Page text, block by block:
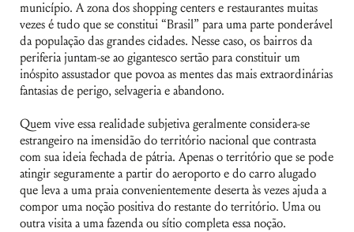
município. A zona dos shopping centers e restaurantes muitas
vezes é tudo que se constitui “Brasil” para uma parte ponderável
da população das grandes cidades. Nesse caso, os bairros da
periferia juntam-se ao gigantesco sertão para constituir um
inóspito assustador que povoa as mentes das mais extraordinárias
fantasias de perigo, selvageria e abandono.
Quem vive essa realidade subjetiva geralmente considera-se
estrangeiro na imensidão do território nacional que contrasta
com sua ideia fechada de pátria. Apenas o território que se pode
atingir seguramente a partir do aeroporto e do carro alugado
que leva a uma praia convenientemente deserta às vezes ajuda a
compor uma noção positiva do restante do território. Uma ou
outra visita a uma fazenda ou sítio completa essa noção.